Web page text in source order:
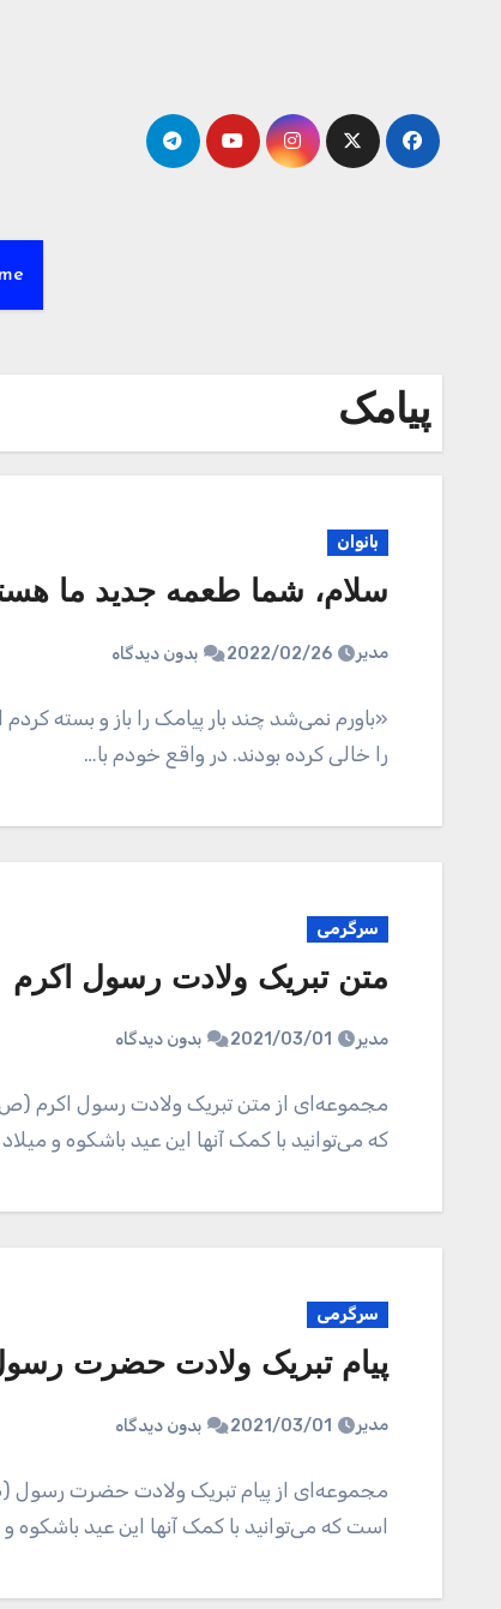
پیامک
بانوان
سلام، شما طعمه جدید ما
مدیر 2022/02/26 بدون دیدگاه
«باورم نمی‌شد چند بار پیامک را باز و بسته
را خالی کرده بودند. در واقع خودم با…
سرگرمی
متن تبریک ولادت رسول اکرم
مدیر 2021/03/01 بدون دیدگاه
مجموعه‌ای از متن تبریک ولادت رسول اکرم
که می‌توانید با کمک آنها این عید باشکوه و
سرگرمی
پیام تبریک ولادت حضرت
مدیر 2021/03/01 بدون دیدگاه
مجموعه‌ای از پیام تبریک ولادت حضرت
است که می‌توانید با کمک آنها این عید باشکوه و